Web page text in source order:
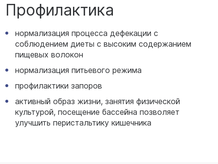
Профилактика
нормализация процесса дефекации с
соблюдением диеты с высоким содержанием
пищевых волокон
нормализация питьевого режима
профилактики запоров
активный образ жизни, занятия физической
культурой, посещение бассейна позволяет
улучшить перистальтику кишечника